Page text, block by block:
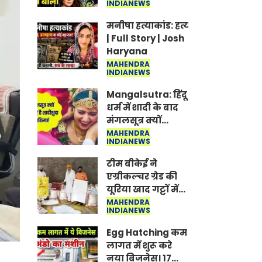
Jantar-Mantar |
CJP protest
INDIANEWS
मनीषा हत्याकांड: हत्या, आत्महत्या या
| Full Story | Josh
Haryana
MAHENDRA
INDIANEWS
Mangalsutra: हिंदू
धर्म में शादी के बाद
मंगलसूत्र क्यों
पहनती है महिलाएं,
किसने शुरु की ये
परंपरा
MAHENDRA
INDIANEWS
टीम बीकेई ने
एग्रीकल्चर ग्रेड की
यूरिया खाद गट्टों में
बदलकर टेक्निकल
ग्रेड में बेचने वालों पर
करवाई कार्रवाई:
लखविंदर सिंह
औलख
MAHENDRA
INDIANEWS
Egg Hatching कम
लागत में शुरू करे
नया बिजनेस। 17